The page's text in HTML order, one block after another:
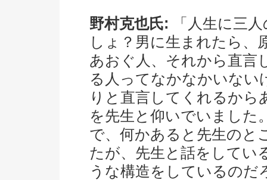
野村克也氏: 「人生に三
しょ？男に生まれたら、
あおぐ人、それから直言
る人ってなかなかいない
りと直言してくれるから
を先生と仰いでいました
で、何かあると先生のと
たが、先生と話をしてい
うな構造をしているのだ